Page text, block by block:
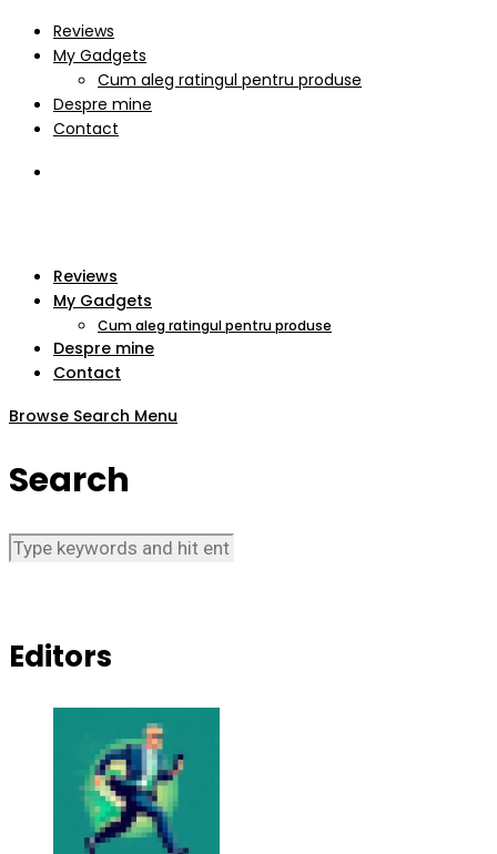
Reviews
My Gadgets
Cum aleg ratingul pentru produse
Despre mine
Contact
Reviews
My Gadgets
Cum aleg ratingul pentru produse
Despre mine
Contact
Browse Search Menu
Search
Editors